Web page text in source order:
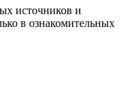
источников и
в ознакомительных